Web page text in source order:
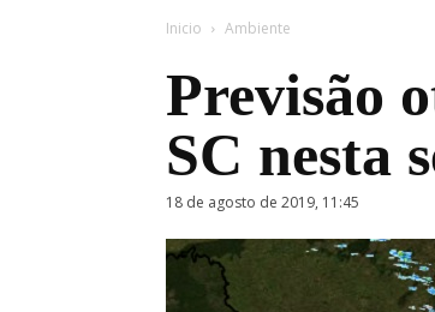
Inicio Ambiente
Previsão
SC nesta
18 de agosto de 2019, 11:45